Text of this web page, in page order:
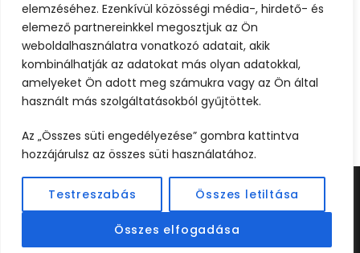
elemzéséhez. Ezenkívül közösségi média-, hirdető- és
elemező partnereinkkel megosztjuk az Ön
weboldalhasználatra vonatkozó adatait, akik
kombinálhatják az adatokat más olyan adatokkal,
amelyeket Ön adott meg számukra vagy az Ön által
használt más szolgáltatásokból gyűjtöttek.
Az „Összes süti engedélyezése” gombra kattintva
hozzájárulsz az összes süti használatához.
Testreszabás Összes letiltása
Összes elfogadása
Tovább
KÉSZÍTETTEWEBCREATIVE